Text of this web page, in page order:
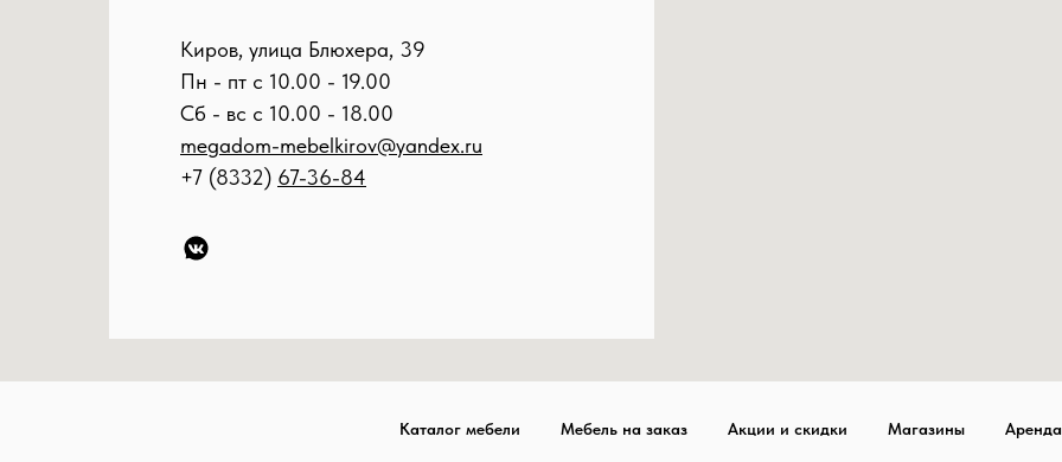
Киров, улица Блюхера, 39
Пн - пт с 10.00 - 19.00
Сб - вс с 10.00 - 18.00
megadom-mebelkirov@yandex.ru
+7 (8332) 67-36-84
Каталог мебели Мебель на заказ Акции и скидки Магазины